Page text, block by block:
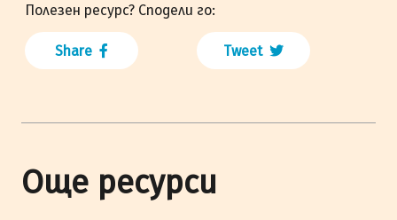
Полезен ресурс? Сподели го:
Share Tweet
Още ресурси